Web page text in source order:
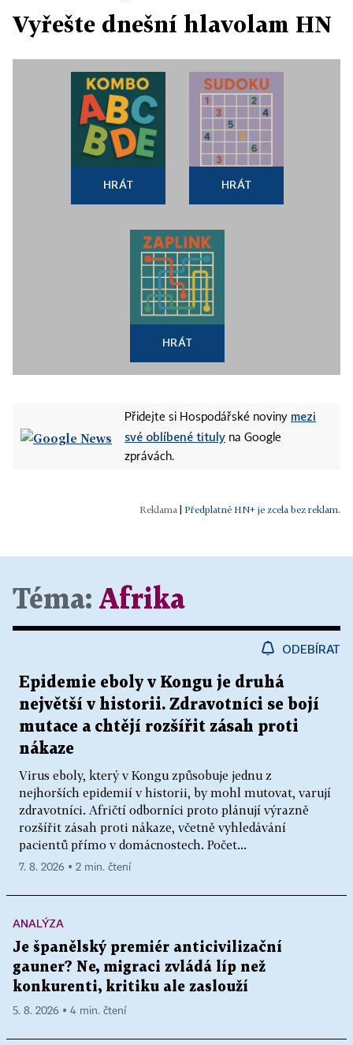
Vyřešte dnešní hlavolam HN
HRÁT HRÁT
HRÁT
Přidejte si Hospodářské noviny mezi
své oblíbené tituly na Google
zprávách.
Předplatné HN+ je zcela bez reklam.
Téma: Afrika
ODEBÍRAT
Epidemie eboly v Kongu je druhá
největší v historii. Zdravotníci se bojí
mutace a chtějí rozšířit zásah proti
nákaze
Virus eboly, který v Kongu způsobuje jednu z
nejhorších epidemií v historii, by mohl mutovat, varují
zdravotníci. Afričtí odborníci proto plánují výrazně
rozšířit zásah proti nákaze, včetně vyhledávání
pacientů přímo v domácnostech. Počet...
7. 8. 2026 ▪ 2 min. čtení
ANALÝZA
Je španělský premiér anticivilizační
gauner? Ne, migraci zvládá líp než
konkurenti, kritiku ale zaslouží
5. 8. 2026 ▪ 4 min. čtení